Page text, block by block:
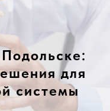
для
системы